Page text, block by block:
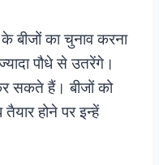
बीजों का चुनाव करना
पौधे से उतरेंगे।
सकते हैं। बीजों को
होने पर इन्हें